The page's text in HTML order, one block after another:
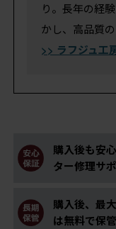
り。長年の経
かし、高品質
>> ラフジュ工
購入後も安
ター修理サ
購入後、最
は無料で保